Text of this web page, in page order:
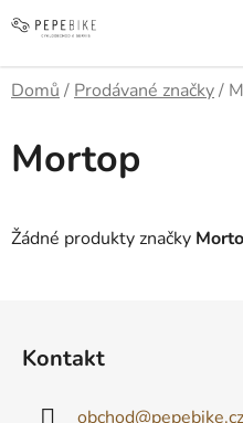
na
Domů / Prodávané značky/
Mortop
Žádné produkty značky
Kontakt
obchod@pepebike.cz